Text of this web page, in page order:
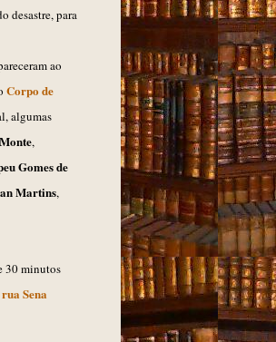
desastre, para
ao
Corpo de
algumas
,
Gomes de
Martins,
30 minutos
rua Sena